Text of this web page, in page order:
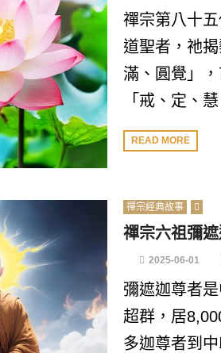
禪宗第八十
道聖者，祂
滿、圓覺」
「戒、定、
READ MORE
禪宗經典故事
禪宗六祖彌
2025-06-01
彌遮迦尊者
超群，居
多迦尊者到